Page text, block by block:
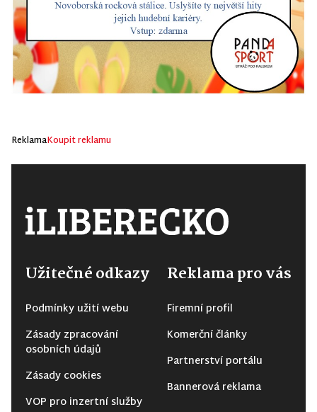
ReklamaKoupit reklamu
Užitečné odkazy
Podmínky užití webu
Zásady zpracování
osobních údajů
Zásady cookies
VOP pro inzertní služby
Reklama pro vás
Firemní profil
Komerční články
Partnerství portálu
Bannerová reklama